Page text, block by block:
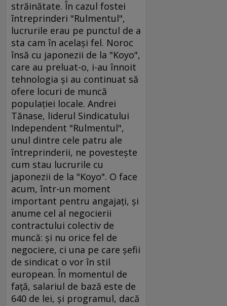
străinătate. În cazul fostei
întreprinderi "Rulmentul",
lucrurile erau pe punctul de a
sta cam în acelaşi fel. Noroc
însă cu japonezii de la "Koyo",
care au preluat-o, i-au înnoit
tehnologia şi au continuat să
ofere locuri de muncă
populaţiei locale. Andrei
Tănase, liderul Sindicatului
Independent "Rulmentul",
unul dintre cele patru ale
întreprinderii, ne povesteşte
cum stau lucrurile cu
japonezii de la "Koyo". O face
acum, într-un moment
important pentru angajaţi, şi
anume cel al negocierii
contractului colectiv de
muncă: şi nu orice fel de
negociere, ci una pe care şefii
de sindicat o vor în stil
european. În momentul de
faţă, salariul de bază este de
640 de lei, şi programul, dacă